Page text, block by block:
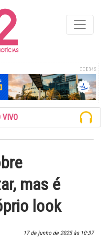
COD345
mas é
look
17 de junho de 2025 às 10:37